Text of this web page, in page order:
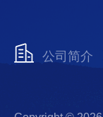
公司简介